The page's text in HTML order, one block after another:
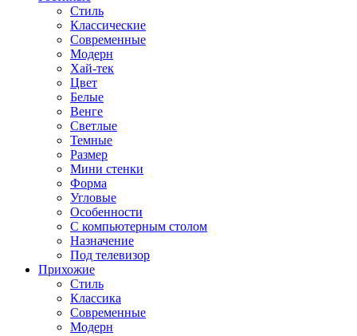
Стиль
Классические
Современные
Модерн
Хай-тек
Цвет
Белые
Венге
Светлые
Темные
Размер
Мини стенки
Форма
Угловые
Особенности
С компьютерным столом
Назначение
Под телевизор
Прихожие
Стиль
Классика
Современные
Модерн